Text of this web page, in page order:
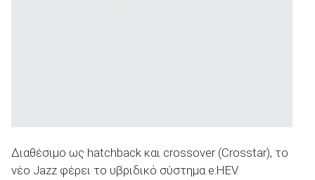
Διαθέσιμο ως hatchback και crossover (Crosstar), το
νέο Jazz φέρει το υβριδικό σύστημα e:HEV.